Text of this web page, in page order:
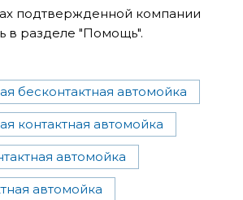
подтвержденной компании
в разделе "Помощь".
бесконтактная автомойка
контактная автомойка
автомойка
автомойка